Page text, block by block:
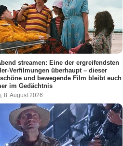
streamen: Eine der ergreifendsten
Verfilmungen überhaupt – dieser
und bewegende Film bleibt euch
im Gedächtnis
8. August 2026